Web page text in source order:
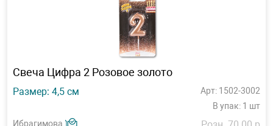
Свеча Цифра 2 Розовое золото
Размер: 4,5 см
Арт: 1502-3002
В упак: 1 шт
Ибрагимова